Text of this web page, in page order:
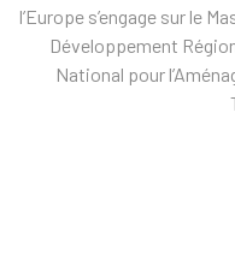
l’Europe s’engage sur le
Développement
National pour